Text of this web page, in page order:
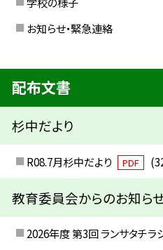
お知らせ・緊急連絡
配布文書
杉中だより
R08.7月杉中だより PDF
教育委員会からのお知ら
2026年度 第3回 ランサタチラ